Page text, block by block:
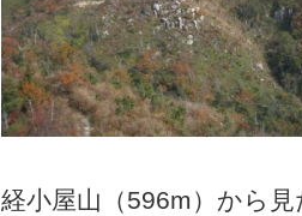
経小屋山（